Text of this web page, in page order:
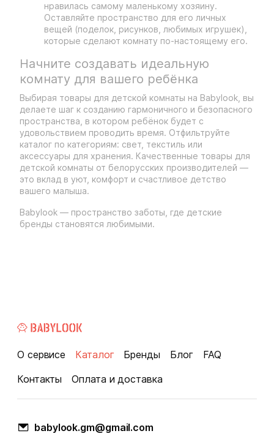
нравилась самому маленькому хозяину.
Оставляйте пространство для его личных
вещей (поделок, рисунков, любимых игрушек),
которые сделают комнату по-настоящему его.
Начните создавать идеальную
комнату для вашего ребёнка
Выбирая товары для детской комнаты на Babylook, вы
делаете шаг к созданию гармоничного и безопасного
пространства, в котором ребёнок будет с
удовольствием проводить время. Отфильтруйте
каталог по категориям: свет, текстиль или
аксессуары для хранения. Качественные товары для
детской комнаты от белорусских производителей —
это вклад в уют, комфорт и счастливое детство
вашего малыша.
Babylook — пространство заботы, где детские
бренды становятся любимыми.
О сервисе Каталог Бренды Блог
FAQ
Контакты
Оплата и доставка
babylook.gm@gmail.com